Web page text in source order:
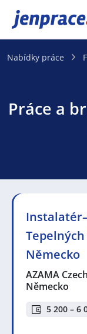
JenPráce.cz
Nabídky práce
Práce a
Německo
AZAMA
Německo
5 200 – 6